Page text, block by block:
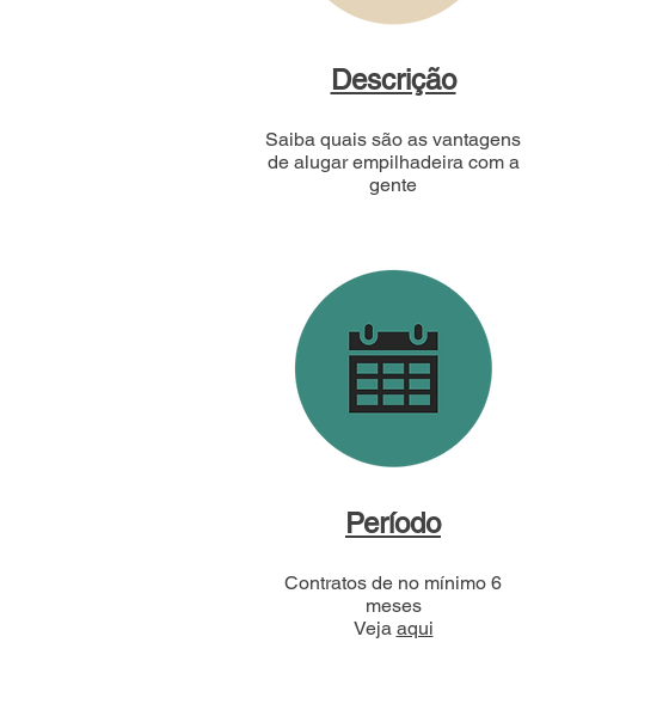
Descrição
Saiba quais são as vantagens
de alugar empilhadeira com a
gente
Período
Contratos de no mínimo 6
meses
Veja aqui